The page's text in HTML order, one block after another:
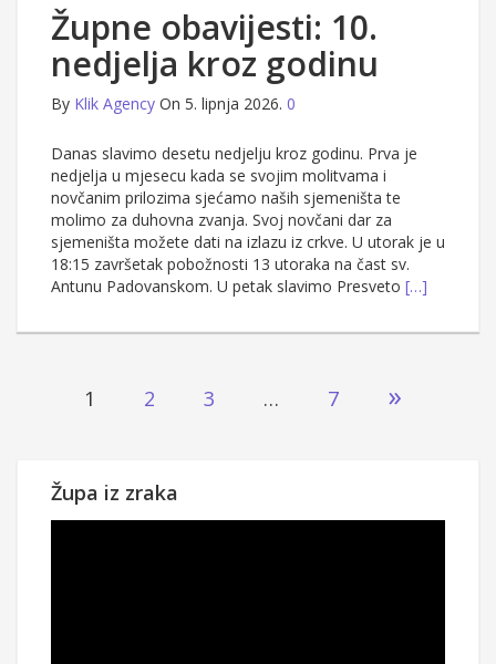
Župne obavijesti: 10.
nedjelja kroz godinu
By Klik Agency On 5. lipnja 2026. 0
Danas slavimo desetu nedjelju kroz godinu. Prva je
nedjelja u mjesecu kada se svojim molitvama i
novčanim prilozima sjećamo naših sjemeništa te
molimo za duhovna zvanja. Svoj novčani dar za
sjemeništa možete dati na izlazu iz crkve. U utorak je u
18:15 završetak pobožnosti 13 utoraka na čast sv.
Antunu Padovanskom. U petak slavimo Presveto […]
Brojevi
1 2 3 … 7 »
Župa iz zraka